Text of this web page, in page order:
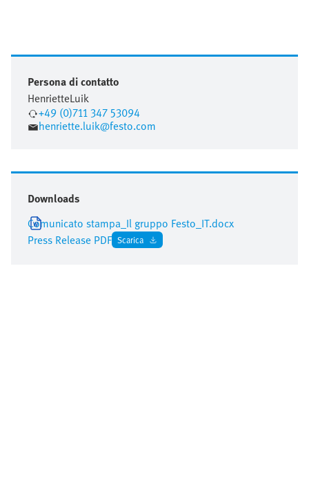
Persona di contatto
HenrietteLuik
+49 (0)711 347 53094
henriette.luik@festo.com
Downloads
Comunicato stampa_Il gruppo Festo_IT.docx
Press Release PDF Scarica